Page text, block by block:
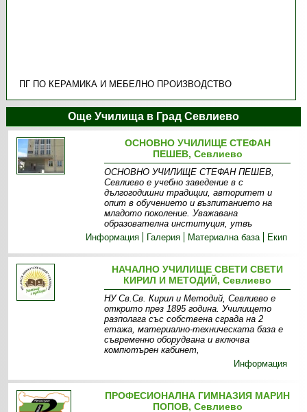
ПГ ПО КЕРАМИКА И МЕБЕЛНО ПРОИЗВОДСТВО
Още Училища в Град Севлиево
ОСНОВНО УЧИЛИЩЕ СТЕФАН
ПЕШЕВ, Севлиево
ОСНОВНО УЧИЛИЩЕ СТЕФАН ПЕШЕВ,
Севлиево е учебно заведение в с
дългогодишни традиции, авторитет и
опит в обучението и възпитанието на
младото поколение. Уважавана
образователна институция, утвъ
Информация
Галерия Материална база Екип
НАЧАЛНО УЧИЛИЩЕ СВЕТИ СВЕТИ
КИРИЛ И МЕТОДИЙ, Севлиево
НУ Св.Св. Кирил и Методий, Севлиево е
открито през 1895 година. Училището
разполага със собствена сграда на 2
етажа, материално-техническата база е
съвременно оборудвана и включва
компютърен кабинет,
Информация
ПРОФЕСИОНАЛНА ГИМНАЗИЯ МАРИН
ПОПОВ, Севлиево